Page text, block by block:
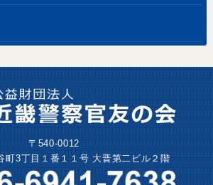
〒540-0012
町3丁目１番１１号 大晋第二ビル２階